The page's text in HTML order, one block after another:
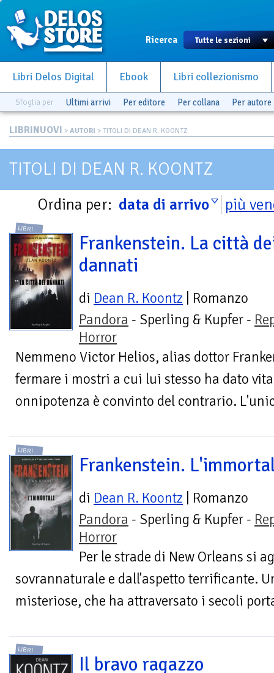
Ricerca
Libri Delos Digital Ebook Libri collezionismo
Sfoglia per Ultimi arrivi Per editore Per collana Per autore
LIBRINUOVI > AUTORI > TITOLI DI DEAN R. KOONTZ
TITOLI DI DEAN R. KOONTZ
Ordina per: data di arrivo più
LIBRI
Frankenstein. La città
dannati
di Dean R. Koontz | Romanzo
Pandora - Sperling & Kupfer -
Horror
Nemmeno Victor Helios, alias dottor
fermare i mostri a cui lui stesso ha dato
onnipotenza è convinto del contrario.
LIBRI
Frankenstein.
di Dean R. Koontz | Romanzo
Pandora - Sperling & Kupfer -
Horror
Per le strade di New Orleans si
sovrannaturale e dall'aspetto terrificante.
misteriose, che ha attraversato i secoli
LIBRI
Il bravo ragazzo